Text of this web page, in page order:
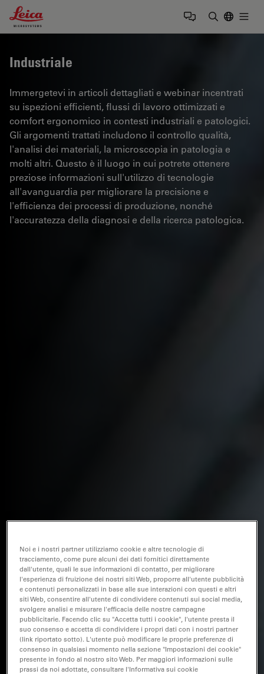
Leica Microsystems Logo
Industriale
Immergetevi in articoli dettagliati e webinar incentrati
su ispezioni efficienti, flussi di lavoro ottimizzati e
comfort ergonomico in contesti industriali e patologici.
Gli argomenti trattati includono il controllo qualità,
l'analisi dei materiali, la microscopia in patologia e
molti altri. Questo è il luogo in cui potrete ottenere
preziose informazioni sull'utilizzo di tecnologie
all'avanguardia per migliorare la precisione e
l'efficienza dei processi di produzione, nonché
l'accuratezza della diagnosi e della ricerca patologica.
Noi e i nostri partner utilizziamo cookie e altre tecnologie di
tracciamento, come pure alcuni dei dati fornitici direttamente
dall'utente, quali le sue informazioni di contatto, per migliorare
l'esperienza di fruizione dei nostri siti Web, proporre all'utente pubblicità
e contenuti personalizzati in base alle sue interazioni con questi e altri
siti Web, consentire all'utente di condividere contenuti sui social media,
svolgere analisi e misurare l'efficacia delle nostre campagne
pubblicitarie. Facendo clic su "Accetta tutti i cookie", l'utente presta il
suo consenso e accetta di condividere i propri dati con i nostri partner
(link riportato sotto). L'utente può modificare le proprie preferenze di
consenso in qualsiasi momento nella sezione "Impostazioni dei cookie"
presente in fondo al nostro sito Web. Per maggiori informazioni sulle
prassi da noi adottate, consultare l'Informativa sui cookie